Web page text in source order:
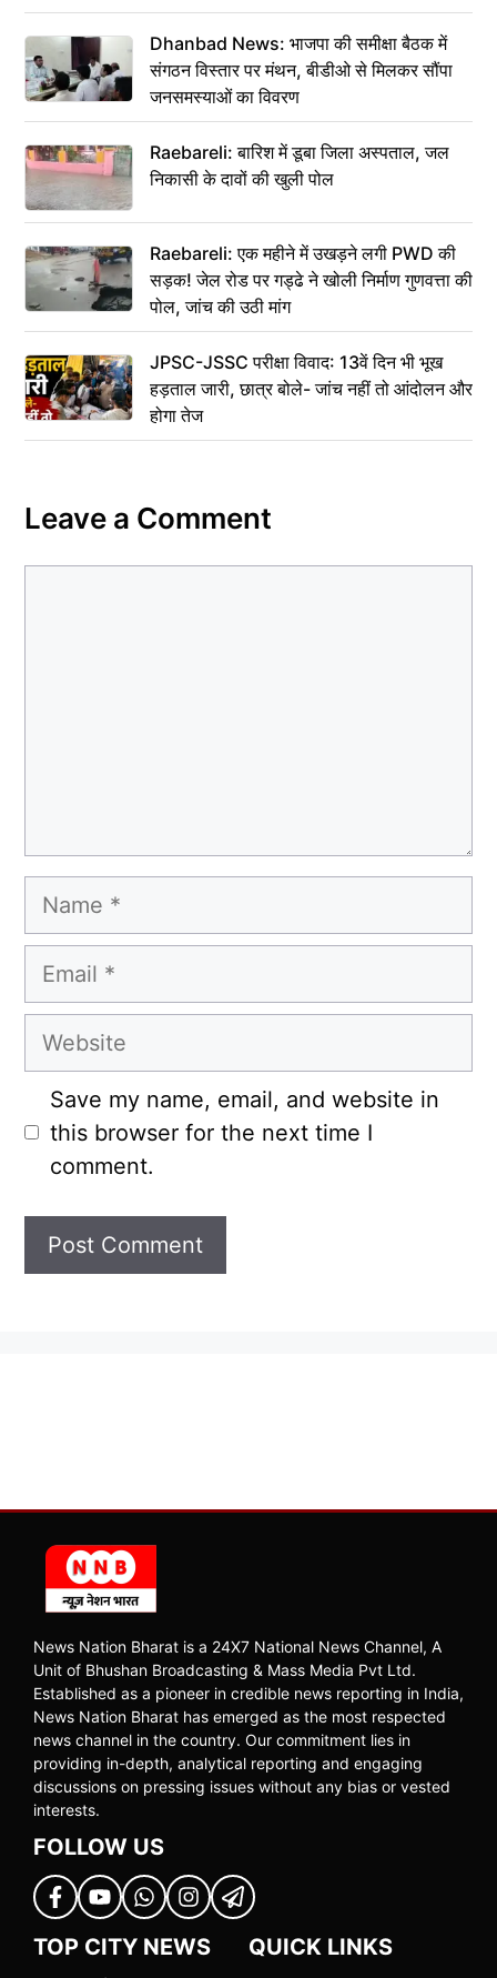
Dhanbad News: भाजपा की समीक्षा बैठक में
संगठन विस्तार पर मंथन, बीडीओ से मिलकर सौंपा
जनसमस्याओं का विवरण
Raebareli: बारिश में डूबा जिला अस्पताल, जल
निकासी के दावों की खुली पोल
Raebareli: एक महीने में उखड़ने लगी PWD की
सड़क! जेल रोड पर गड्ढे ने खोली निर्माण गुणवत्ता की
पोल, जांच की उठी मांग
JPSC-JSSC परीक्षा विवाद: 13वें दिन भी भूख
हड़ताल जारी, छात्र बोले- जांच नहीं तो आंदोलन और
होगा तेज
Leave a Comment
Name
Email
Website
Save my name, email, and website in
this browser for the next time I
comment.
News Nation Bharat is a 24X7 National News Channel, A
Unit of Bhushan Broadcasting & Mass Media Pvt Ltd.
Established as a pioneer in credible news reporting in India,
News Nation Bharat has emerged as the most respected
news channel in the country. Our commitment lies in
providing in-depth, analytical reporting and engaging
discussions on pressing issues without any bias or vested
interests.
FOLLOW US
TOP CITY NEWS QUICK LINKS